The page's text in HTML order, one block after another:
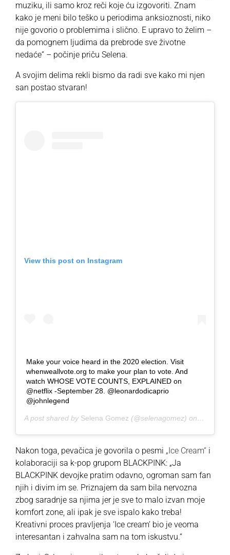
muziku, ili samo kroz reči koje ću izgovoriti. Znam
kako je meni bilo teško u periodima anksioznosti, niko
nije govorio o problemima i slično. E upravo to želim –
da pomognem ljudima da prebrode sve životne
nedaće“ – počinje priču Selena.
A svojim delima rekli bismo da radi sve kako mi njen
san postao stvaran!
View this post on Instagram
Make your voice heard in the 2020 election. Visit
whenweallvote.org to make your plan to vote. And
watch WHOSE VOTE COUNTS, EXPLAINED on
@netflix -September 28. @leonardodicaprio
@johnlegend
A post shared by Selena Gomez (@selenagomez) on Sep 24,
Nakon toga, pevačica je govorila o pesmi „Ice Cream“ i
kolaboraciji sa k-pop grupom BLACKPINK: „Ja
BLACKPINK devojke pratim odavno, ogroman sam fan
njih i divim im se. Priznajem da sam bila nervozna
zbog saradnje sa njima jer je sve to malo izvan moje
komfort zone, ali ipak je sve ispalo kako treba!
Kreativni proces pravljenja ‘Ice cream’ bio je veoma
interesantan i zahvalna sam na tom iskustvu.“